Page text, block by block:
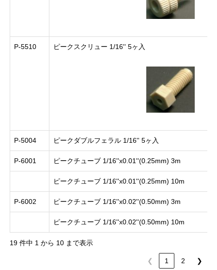
P-5510 ピークスクリュー 1/16'' 5ヶ入
P-5004 ピークダブルフェラル 1/16'' 5ヶ入
P-6001 ピークチューブ 1/16''x0.01''(0.25mm) 3m
ピークチューブ 1/16''x0.01''(0.25mm) 10m
P-6002 ピークチューブ 1/16''x0.02''(0.50mm) 3m
ピークチューブ 1/16''x0.02''(0.50mm) 10m
19 件中 1 から 10 まで表示
❮ 1 2 ❯